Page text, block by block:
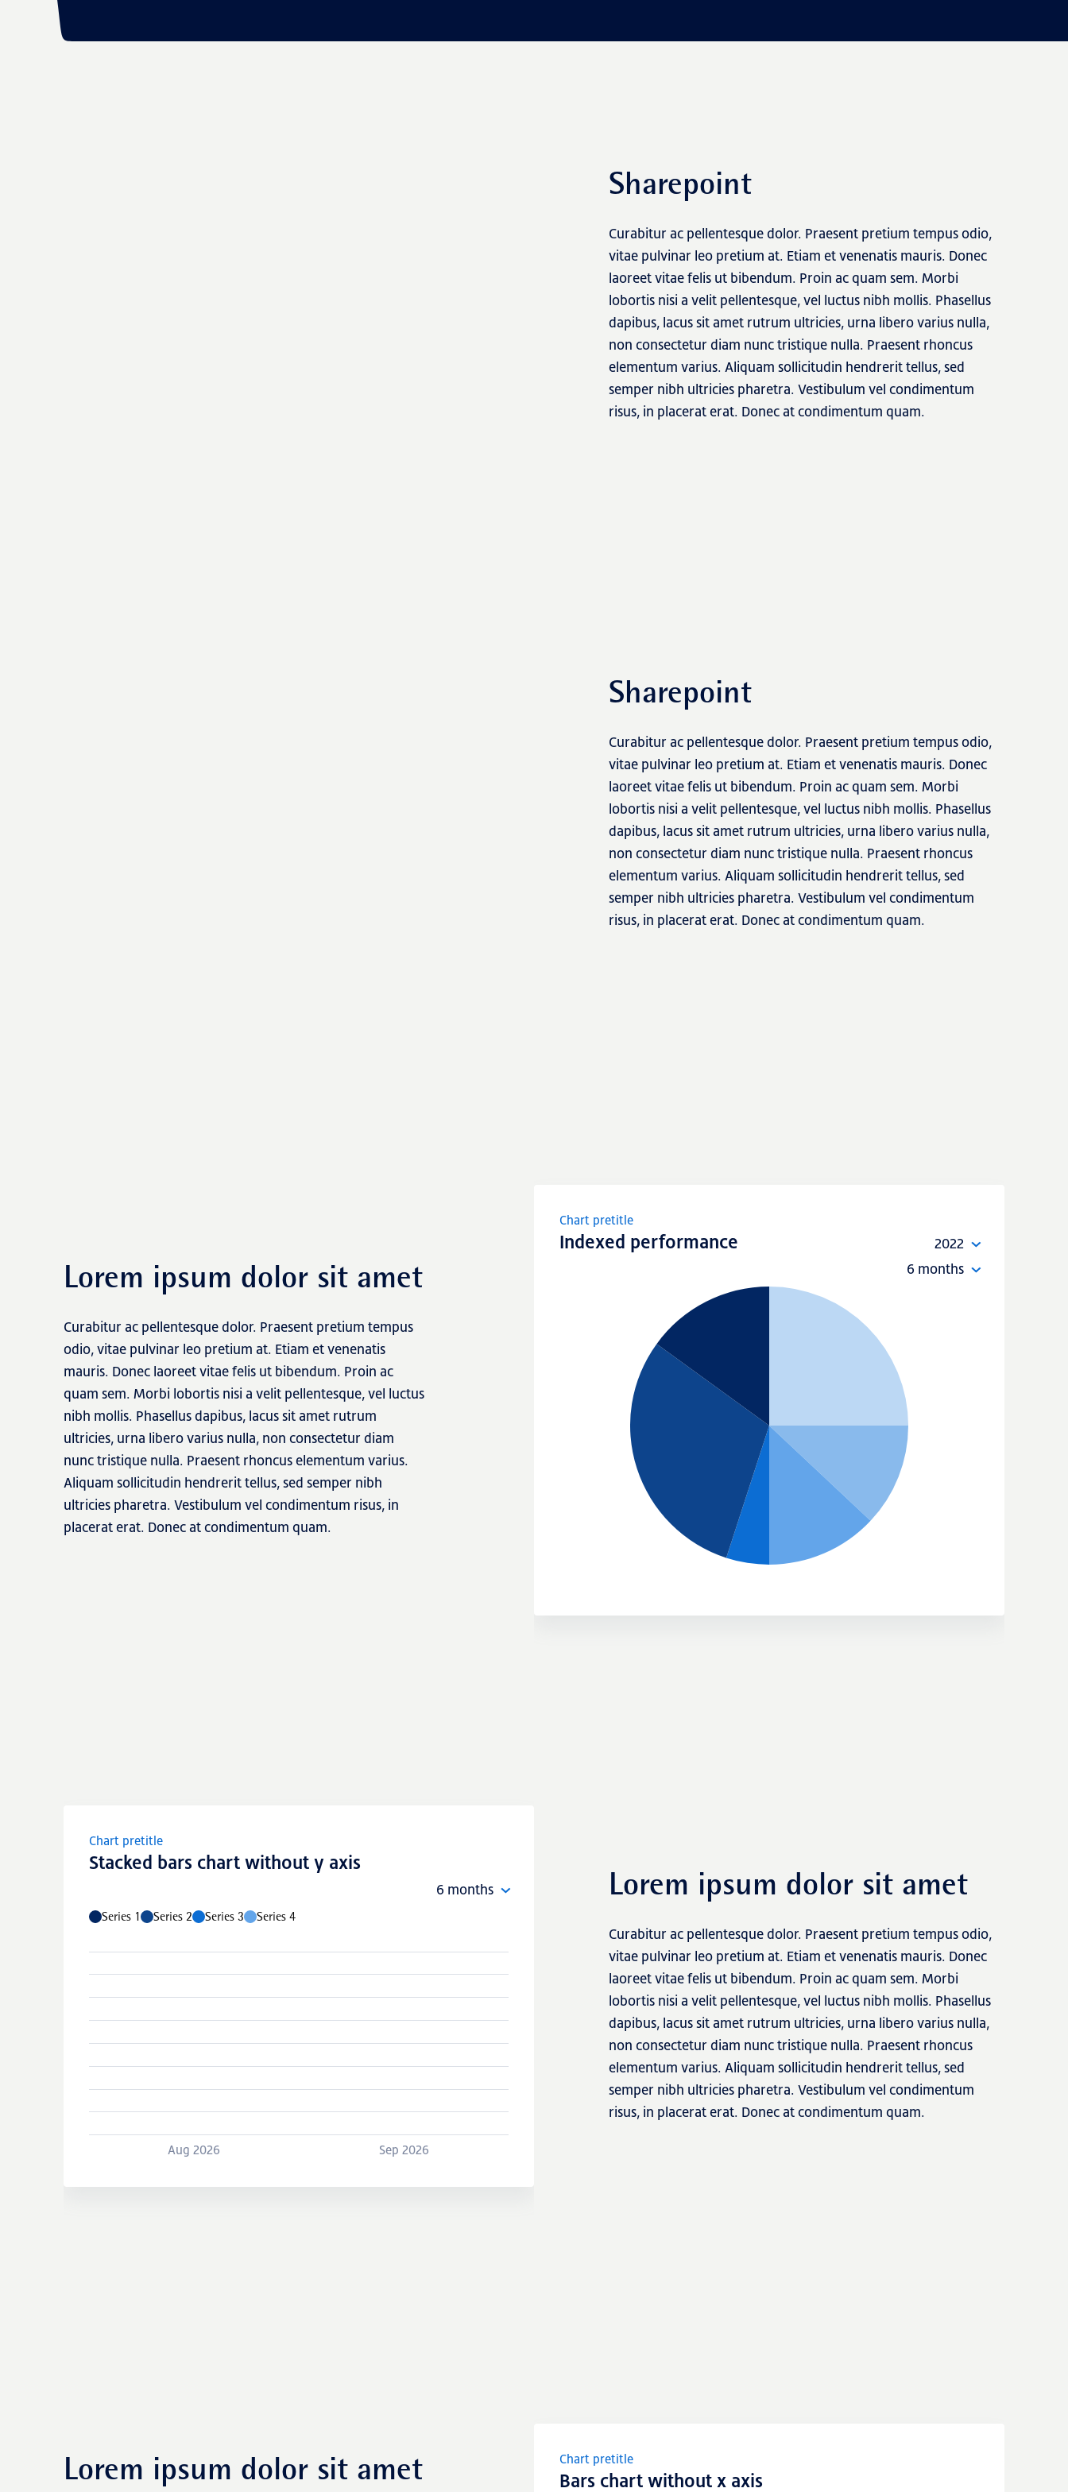
Fund management
Sharepoint
Curabitur ac pellentesque dolor. Praesent pretium tempus odio,
vitae pulvinar leo pretium at. Etiam et venenatis mauris. Donec
laoreet vitae felis ut bibendum. Proin ac quam sem. Morbi
lobortis nisi a velit pellentesque, vel luctus nibh mollis. Phasellus
dapibus, lacus sit amet rutrum ultricies, urna libero varius nulla,
non consectetur diam nunc tristique nulla. Praesent rhoncus
elementum varius. Aliquam sollicitudin hendrerit tellus, sed
semper nibh ultricies pharetra. Vestibulum vel condimentum
risus, in placerat erat. Donec at condimentum quam.
Sharepoint
Curabitur ac pellentesque dolor. Praesent pretium tempus odio,
vitae pulvinar leo pretium at. Etiam et venenatis mauris. Donec
laoreet vitae felis ut bibendum. Proin ac quam sem. Morbi
lobortis nisi a velit pellentesque, vel luctus nibh mollis. Phasellus
dapibus, lacus sit amet rutrum ultricies, urna libero varius nulla,
non consectetur diam nunc tristique nulla. Praesent rhoncus
elementum varius. Aliquam sollicitudin hendrerit tellus, sed
semper nibh ultricies pharetra. Vestibulum vel condimentum
risus, in placerat erat. Donec at condimentum quam.
Lorem ipsum dolor sit amet
Curabitur ac pellentesque dolor. Praesent pretium tempus
odio, vitae pulvinar leo pretium at. Etiam et venenatis
mauris. Donec laoreet vitae felis ut bibendum. Proin ac
quam sem. Morbi lobortis nisi a velit pellentesque, vel luctus
nibh mollis. Phasellus dapibus, lacus sit amet rutrum
ultricies, urna libero varius nulla, non consectetur diam
nunc tristique nulla. Praesent rhoncus elementum varius.
Aliquam sollicitudin hendrerit tellus, sed semper nibh
ultricies pharetra. Vestibulum vel condimentum risus, in
placerat erat. Donec at condimentum quam.
Chart pretitle
Indexed performance
2022
6 months
Lorem ipsum dolor sit amet
Curabitur ac pellentesque dolor. Praesent pretium tempus odio,
vitae pulvinar leo pretium at. Etiam et venenatis mauris. Donec
laoreet vitae felis ut bibendum. Proin ac quam sem. Morbi
lobortis nisi a velit pellentesque, vel luctus nibh mollis. Phasellus
dapibus, lacus sit amet rutrum ultricies, urna libero varius nulla,
non consectetur diam nunc tristique nulla. Praesent rhoncus
elementum varius. Aliquam sollicitudin hendrerit tellus, sed
semper nibh ultricies pharetra. Vestibulum vel condimentum
risus, in placerat erat. Donec at condimentum quam.
Chart pretitle
Stacked bars chart without y axis
6 months
Series 1 Series 2 Series 3 Series 4
Lorem ipsum dolor sit amet Chart pretitle
Bars chart without x axis